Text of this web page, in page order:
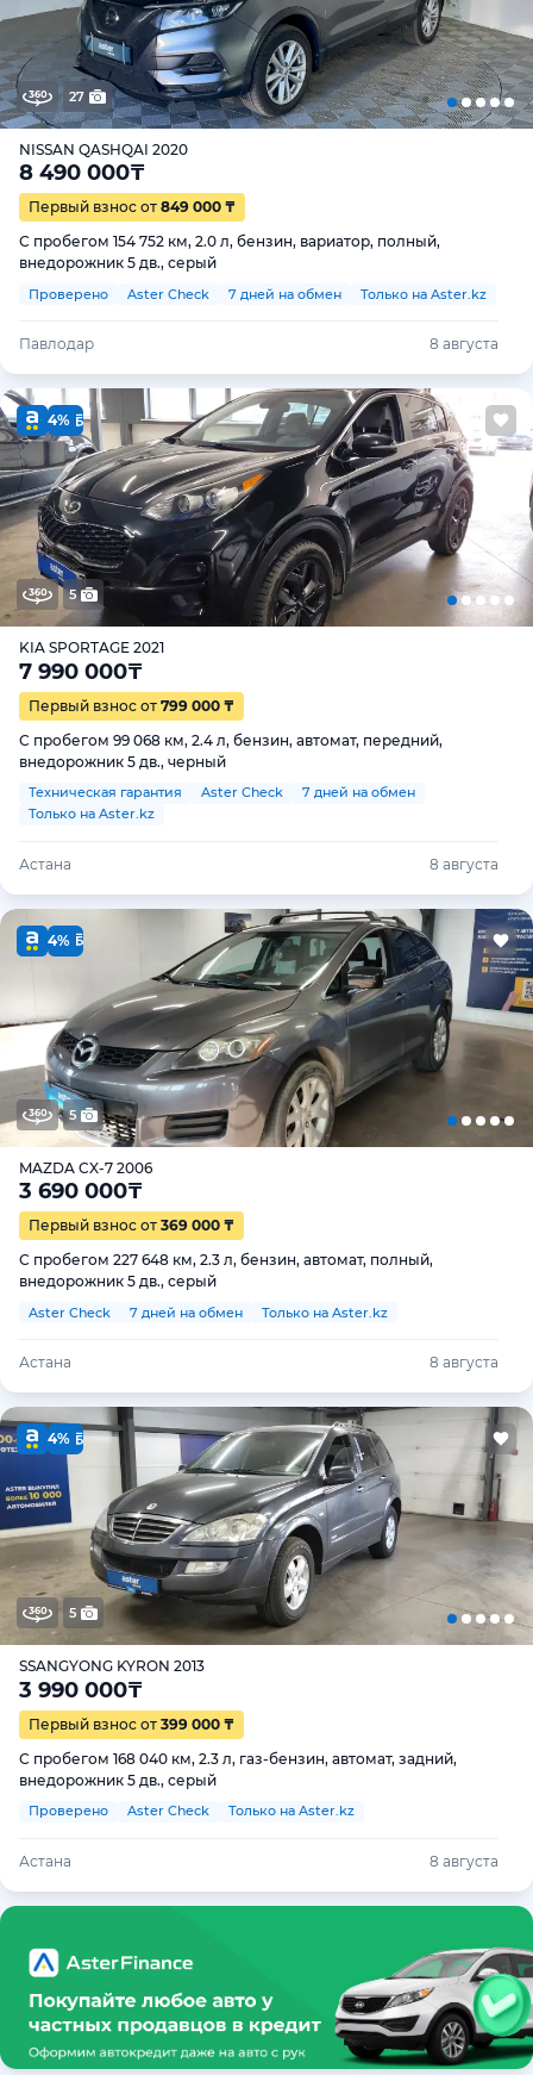
27
NISSAN QASHQAI 2020
8 490 000₸
Первый взнос от 849 000 ₸
С пробегом 154 752 км, 2.0 л, бензин, вариатор, полный,
внедорожник 5 дв., серый
Проверено Aster Check 7 дней на обмен Только на Aster.kz
Павлодар 8 августа
4%
5
KIA SPORTAGE 2021
7 990 000₸
Первый взнос от 799 000 ₸
С пробегом 99 068 км, 2.4 л, бензин, автомат, передний,
внедорожник 5 дв., черный
Техническая гарантия Aster Check
7 дней на обмен
Только на Aster.kz
Астана 8 августа
4%
5
MAZDA CX-7 2006
3 690 000₸
Первый взнос от 369 000 ₸
С пробегом 227 648 км, 2.3 л, бензин, автомат, полный,
внедорожник 5 дв., серый
Aster Check 7 дней на обмен Только на Aster.kz
Астана 8 августа
4%
5
SSANGYONG KYRON 2013
3 990 000₸
Первый взнос от 399 000 ₸
С пробегом 168 040 км, 2.3 л, газ-бензин, автомат, задний,
внедорожник 5 дв., серый
Проверено Aster Check Только на Aster.kz
Астана 8 августа